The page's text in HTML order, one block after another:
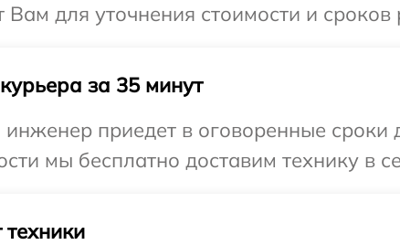
Вам для уточнения стоимости и
за 35 минут
приедет в оговоренные сроки
мы бесплатно доставим технику в